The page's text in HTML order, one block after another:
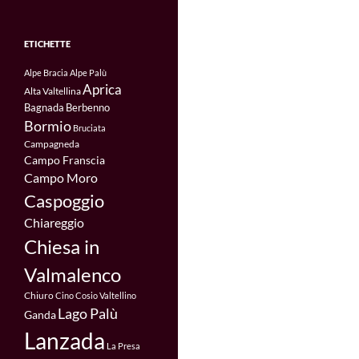
ETICHETTE
Alpe Bracia Alpe Palù
Alta ValtellinaAprica
Bagnada Berbenno
Bormio Bruciata
Campagneda
Campo Franscia
Campo Moro
Caspoggio
Chiareggio
Chiesa in
Valmalenco
ChiuroCinoCosio Valtellino
GandaLago Palù
Lanzada La Presa